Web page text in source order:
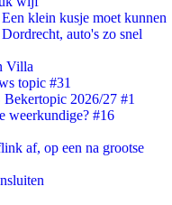
klein kusje moet kunnen
auto's zo snel
Villa
topic #31
2026/27 #1
weerkundige? #16
af, op een na grootse